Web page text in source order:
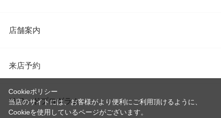
店舗案内
来店予約
リワードプログラム
Cookieポリシー
当店のサイトには、お客様がより便利にご利用頂けるように、
Cookieを使用しているページがございます。